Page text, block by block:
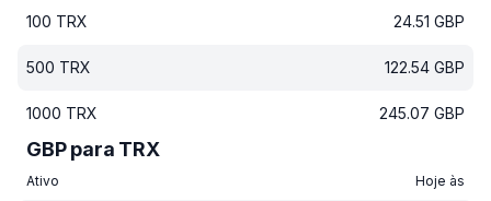
100 TRX 24.51 GBP
500 TRX 122.54 GBP
1000 TRX 245.07 GBP
GBP para TRX
Ativo Hoje às